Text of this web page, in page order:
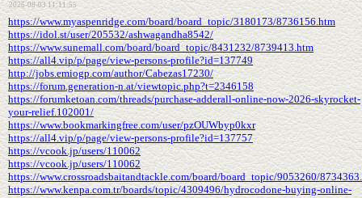
2026-08-03 11:11:55
https://www.myaspenridge.com/board/board_topic/3180173/8736156.htm
https://idol.st/user/205532/ashwagandha8542/
https://www.sunemall.com/board/board_topic/8431232/8739413.htm
https://all4.vip/p/page/view-persons-profile?id=137749
http://jobs.emiogp.com/author/Cabezas17230/
https://forum.generation-n.at/viewtopic.php?t=2346158
https://forumketoan.com/threads/purchase-adderall-online-now-2026-skyrocket-
your-relief.102001/
https://www.bookmarkingfree.com/user/pzOUWbyp0kxr
https://all4.vip/p/page/view-persons-profile?id=137757
https://vcook.jp/users/110062
https://vcook.jp/users/110062
https://www.crossroadsbaitandtackle.com/board/board_topic/9053260/
https://www.kenpa.com.tr/boards/topic/4309496/hydrocodone-buying-online-